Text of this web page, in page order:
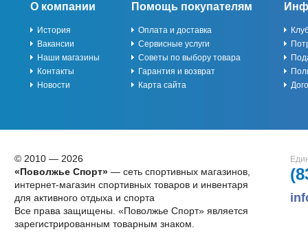
О компании
История
Вакансии
Наши магазины
Контакты
Новости
Помощь покупателям
Оплата и доставка
Сервисные услуги
Советы по выбору товара
Гарантия и возврат
Карта сайта
© 2010 — 2026
«Поволжье Спорт»— сеть спортивных магазинов,
интернет-магазин спортивных товаров и инвентаря
для активного отдыха и спорта
Все права защищены. «Поволжье Спорт» является
зарегистрированным товарным знаком.